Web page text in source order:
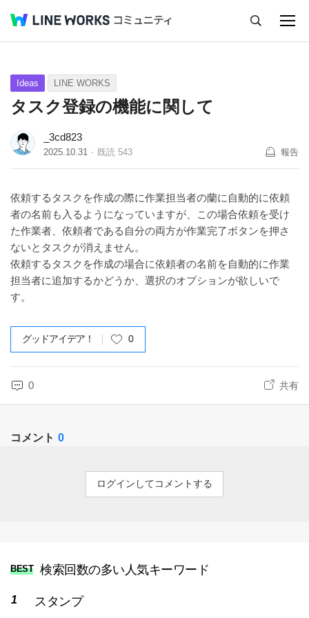
Q&A Tips Ideas
Ideas LINE WORKS
タスク登録の機能に関して
_3cd823
2025.10.31 既読 543 報告
依頼するタスクを作成の際に作業担当者の蘭に自動的に依頼
者の名前も入るようになっていますが、この場合依頼を受け
た作業者、依頼者である自分の両方が作業完了ボタンを押さ
ないとタスクが消えません。
依頼するタスクを作成の場合に依頼者の名前を自動的に作業
担当者に追加するかどうか、選択のオプションが欲しいで
す。
グッドアイデア！ 0
0 共有
コメント 0
ログインしてコメントする
BEST 検索回数の多い人気キーワード
スタンプ